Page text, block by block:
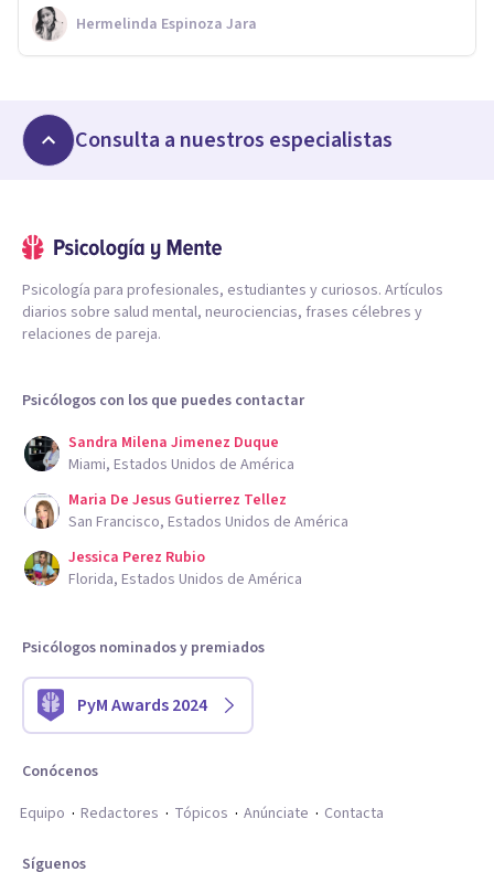
Hermelinda Espinoza Jara
Consulta a nuestros especialistas
Psicología para profesionales, estudiantes y curiosos. Artículos
diarios sobre salud mental, neurociencias, frases célebres y
relaciones de pareja.
Psicólogos con los que puedes contactar
Sandra Milena Jimenez Duque
Miami, Estados Unidos de América
Maria De Jesus Gutierrez Tellez
San Francisco, Estados Unidos de América
Jessica Perez Rubio
Florida, Estados Unidos de América
Psicólogos nominados y premiados
PyM Awards 2024
Conócenos
Equipo
Redactores Tópicos Anúnciate Contacta
Síguenos